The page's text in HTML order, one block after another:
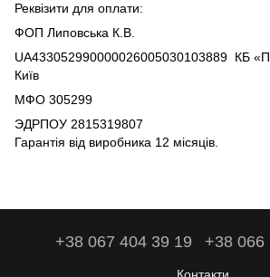
Реквізити для оплати:
ФОП Липовська К.В.
UA433052990000026005030103889 КБ
Київ
МФО 305299
ЭДРПОУ 2815319807
Гарантія від виробника 12 місяців.
+38 067 404 39 19 +38 066